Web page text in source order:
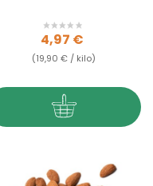
Prix
4,97 €
(19,90 € / kilo)